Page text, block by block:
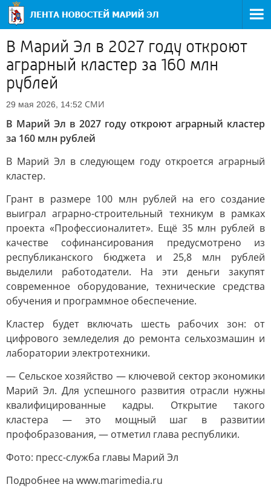
В Марий Эл в 2027 году откроют
аграрный кластер за 160 млн
рублей
29 мая 2026, 14:52 СМИ
В Марий Эл в 2027 году откроют аграрный кластер
за 160 млн рублей
В Марий Эл в следующем году откроется аграрный
кластер.
Грант в размере 100 млн рублей на его создание
выиграл аграрно-строительный техникум в рамках
проекта «Профессионалитет». Ещё 35 млн рублей в
качестве софинансирования предусмотрено из
республиканского бюджета и 25,8 млн рублей
выделили работодатели. На эти деньги закупят
современное оборудование, технические средства
обучения и программное обеспечение.
Кластер будет включать шесть рабочих зон: от
цифрового земледелия до ремонта сельхозмашин и
лаборатории электротехники.
— Сельское хозяйство — ключевой сектор экономики
Марий Эл. Для успешного развития отрасли нужны
квалифицированные кадры. Открытие такого
кластера — это мощный шаг в развитии
профобразования, — отметил глава республики.
Фото: пресс-служба главы Марий Эл
Подробнее на www.marimedia.ru